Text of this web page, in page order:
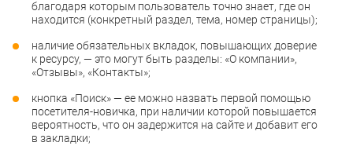
благодаря которым пользователь точно знает, где он
находится (конкретный раздел, тема, номер страницы);
наличие обязательных вкладок, повышающих доверие
к ресурсу, — это могут быть разделы: «О компании»,
«Отзывы», «Контакты»;
кнопка «Поиск» — ее можно назвать первой помощью
посетителя-новичка, при наличии которой повышается
вероятность, что он задержится на сайте и добавит его
в закладки;